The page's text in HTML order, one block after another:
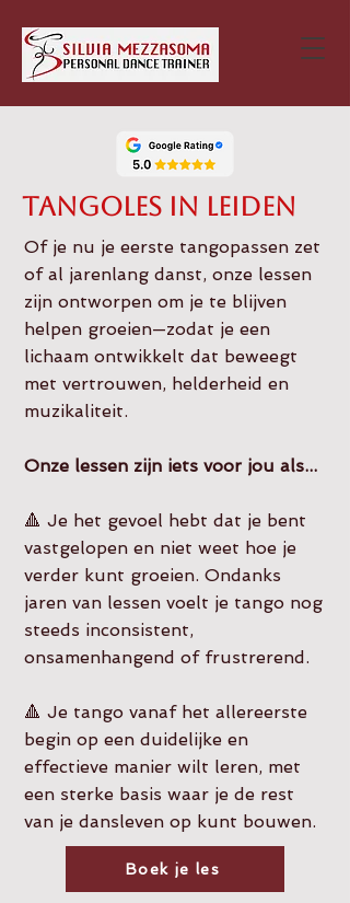
Tangoles in Leiden
Of je nu je eerste tangopassen zet
of al jarenlang danst, onze lessen
zijn ontworpen om je te blijven
helpen groeien—zodat je een
lichaam ontwikkelt dat beweegt
met vertrouwen, helderheid en
muzikaliteit.
Onze lessen zijn iets voor jou als...
🔺 Je het gevoel hebt dat je bent
vastgelopen en niet weet hoe je
verder kunt groeien. Ondanks
jaren van lessen voelt je tango nog
steeds inconsistent,
onsamenhangend of frustrerend.
🔺 Je tango vanaf het allereerste
begin op een duidelijke en
effectieve manier wilt leren, met
een sterke basis waar je de rest
van je dansleven op kunt bouwen.
Boek je les